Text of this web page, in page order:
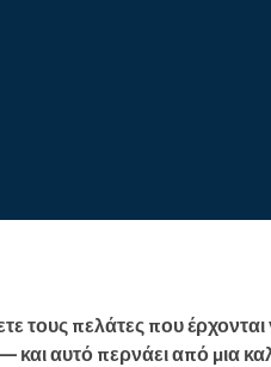
τους πελάτες που
— και αυτό περνάει από